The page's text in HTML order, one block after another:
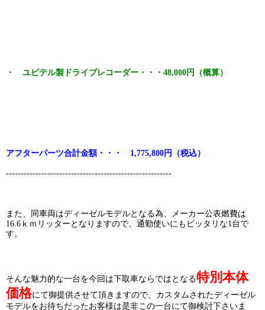
・ ユピテル製ドライブレコーダー・・・48,000円（概算）
アフターパーツ合計金額・・・ 1,775,800円（税込）
--------------------------------------------------------
また、同車両はディーゼルモデルとなる為、メーカー公表燃費は
16.6ｋｍリッターとなりますので、通勤使いにもピッタリな1台で
す。
そんな魅力的な一台を今回は下取車ならではとなる特別本体
価格にて御提供させて頂きますので、カスタムされたディーゼル
モデルをお待ちだったお客様は是非この一台にて御検討下さいま